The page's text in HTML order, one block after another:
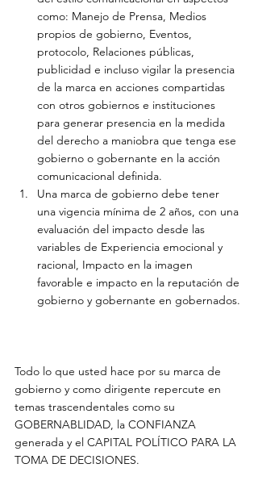
como: Manejo de Prensa, Medios
propios de gobierno, Eventos,
protocolo, Relaciones públicas,
publicidad e incluso vigilar la presencia
de la marca en acciones compartidas
con otros gobiernos e instituciones
para generar presencia en la medida
del derecho a maniobra que tenga ese
gobierno o gobernante en la acción
comunicacional definida.
Una marca de gobierno debe tener
una vigencia mínima de 2 años, con una
evaluación del impacto desde las
variables de Experiencia emocional y
racional, Impacto en la imagen
favorable e impacto en la reputación de
gobierno y gobernante en gobernados.
Todo lo que usted hace por su marca de
gobierno y como dirigente repercute en
temas trascendentales como su
GOBERNABLIDAD, la CONFIANZA
generada y el CAPITAL POLÍTICO PARA LA
TOMA DE DECISIONES.